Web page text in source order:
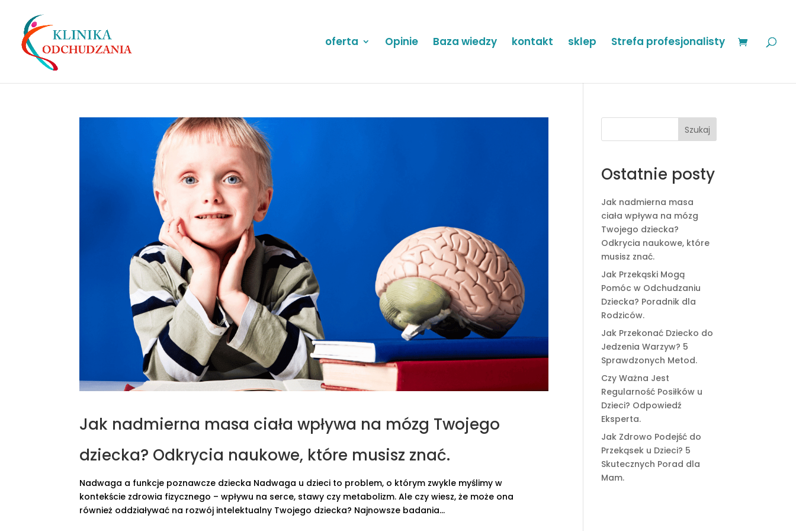
oferta Opinie Baza wiedzy kontakt sklep Strefa profesjonalisty
Jak nadmierna masa ciała wpływa na mózg Twojego
dziecka? Odkrycia naukowe, które musisz znać.
Nadwaga a funkcje poznawcze dziecka Nadwaga u dzieci to problem, o którym zwykle myślimy w
kontekście zdrowia fizycznego – wpływu na serce, stawy czy metabolizm. Ale czy wiesz, że może ona
również oddziaływać na rozwój intelektualny Twojego dziecka? Najnowsze badania...
Szukaj
Ostatnie posty
Jak nadmierna masa
ciała wpływa na mózg
Twojego dziecka?
Odkrycia naukowe, które
musisz znać.
Jak Przekąski Mogą
Pomóc w Odchudzaniu
Dziecka? Poradnik dla
Rodziców.
Jak Przekonać Dziecko do
Jedzenia Warzyw? 5
Sprawdzonych Metod.
Czy Ważna Jest
Regularność Posiłków u
Dzieci? Odpowiedź
Eksperta.
Jak Zdrowo Podejść do
Przekąsek u Dzieci? 5
Skutecznych Porad dla
Mam.